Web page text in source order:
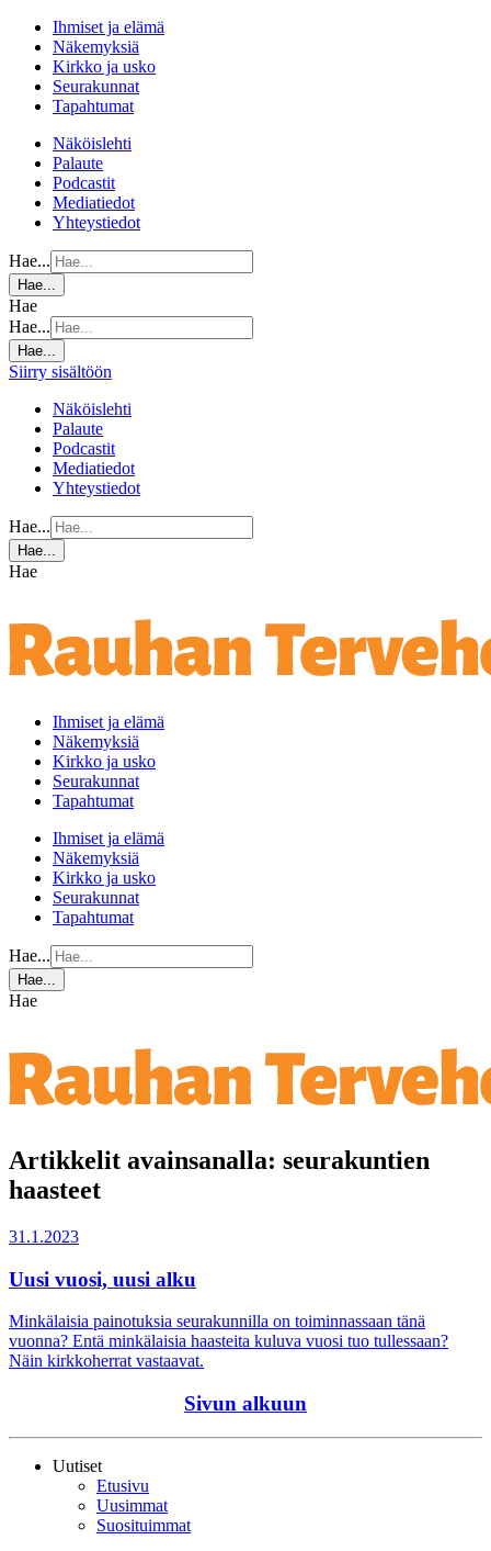
Ihmiset ja elämä
Näkemyksiä
Kirkko ja usko
Seurakunnat
Tapahtumat
Näköislehti
Palaute
Podcastit
Mediatiedot
Yhteystiedot
Hae...
Hae...
Hae
Hae...
Hae...
Siirry sisältöön
Näköislehti
Palaute
Podcastit
Mediatiedot
Yhteystiedot
Hae...
Hae...
Hae
Ihmiset ja elämä
Näkemyksiä
Kirkko ja usko
Seurakunnat
Tapahtumat
Ihmiset ja elämä
Näkemyksiä
Kirkko ja usko
Seurakunnat
Tapahtumat
Hae...
Hae...
Hae
Artikkelit avainsanalla: seurakuntien
haasteet
31.1.2023
Uusi vuosi, uusi alku
Minkälaisia painotuksia seurakunnilla on toiminnassaan tänä
vuonna? Entä minkälaisia haasteita kuluva vuosi tuo tullessaan?
Näin kirkkoherrat vastaavat.
Sivun alkuun
Uutiset
Etusivu
Uusimmat
Suosituimmat